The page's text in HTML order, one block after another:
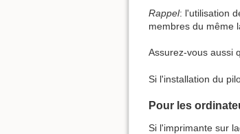
Rappel: l'utilisation
membres du même
Assurez-vous aussi
Si l'installation du
Pour les
Si l'imprimante sur